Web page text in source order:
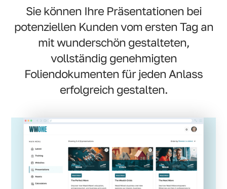
Sie können Ihre Präsentationen bei
potenziellen Kunden vom ersten Tag an
mit wunderschön gestalteten,
vollständig genehmigten
Foliendokumenten für jeden Anlass
erfolgreich gestalten.